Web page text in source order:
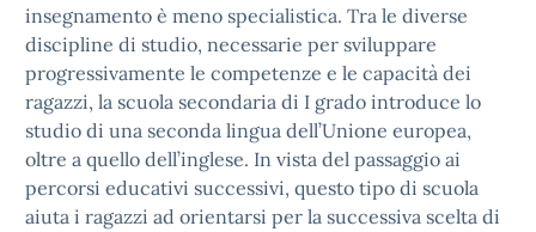
insegnamento è meno specialistica. Tra le diverse
discipline di studio, necessarie per sviluppare
progressivamente le competenze e le capacità dei
ragazzi, la scuola secondaria di I grado introduce lo
studio di una seconda lingua dell’Unione europea,
oltre a quello dell’inglese. In vista del passaggio ai
percorsi educativi successivi, questo tipo di scuola
aiuta i ragazzi ad orientarsi per la successiva scelta di